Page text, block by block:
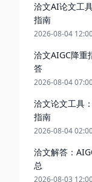
洽文AI论文工
指南
2026-08-04
洽文AIGC降重
答
2026-08-04
洽文论文工具
指南
2026-08-04
洽文解答：
总
2026-08-03